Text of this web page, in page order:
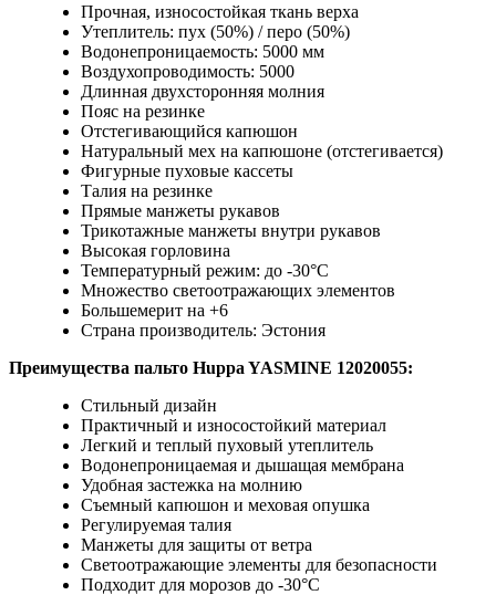
Прочная, износостойкая ткань верха
Утеплитель: пух (50%) / перо (50%)
Водонепроницаемость: 5000 мм
Воздухопроводимость: 5000
Длинная двухсторонняя молния
Пояс на резинке
Отстегивающийся капюшон
Натуральный мех на капюшоне (отстегивается)
Фигурные пуховые кассеты
Талия на резинке
Прямые манжеты рукавов
Трикотажные манжеты внутри рукавов
Высокая горловина
Температурный режим: до -30°C
Множество светоотражающих элементов
Большемерит на +6
Страна производитель: Эстония
Преимущества пальто Huppa YASMINE 12020055:
Стильный дизайн
Практичный и износостойкий материал
Легкий и теплый пуховый утеплитель
Водонепроницаемая и дышащая мембрана
Удобная застежка на молнию
Съемный капюшон и меховая опушка
Регулируемая талия
Манжеты для защиты от ветра
Светоотражающие элементы для безопасности
Подходит для морозов до -30°C